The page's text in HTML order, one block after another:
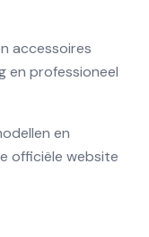
accessoires
en professioneel
en
officiële website